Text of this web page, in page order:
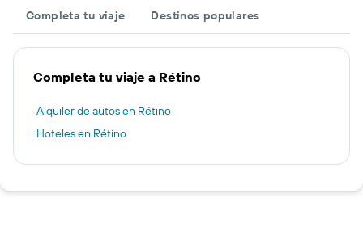
Completa tu viaje Destinos populares
Completa tu viaje a Rétino
Alquiler de autos en Rétino
Hoteles en Rétino